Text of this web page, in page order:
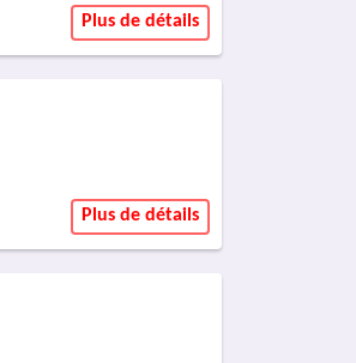
Plus de détails
Plus de détails